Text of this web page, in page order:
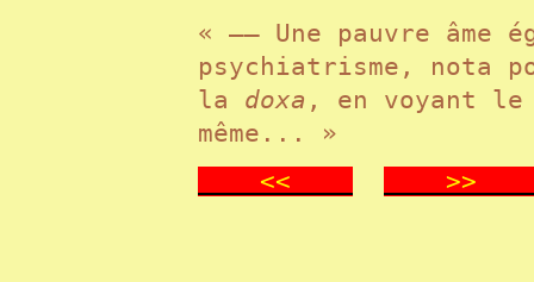
« —— Une pauvre âme
psychiatrisme, nota
la doxa , en voyant
même... »
<<